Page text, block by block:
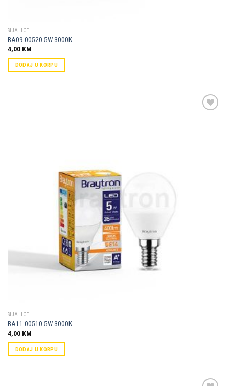
SIJALICE
BA09 00520 5W 3000K
4,00 KM
DODAJ U KORPU
SIJALICE
BA11 00510 5W 3000K
4,00 KM
DODAJ U KORPU